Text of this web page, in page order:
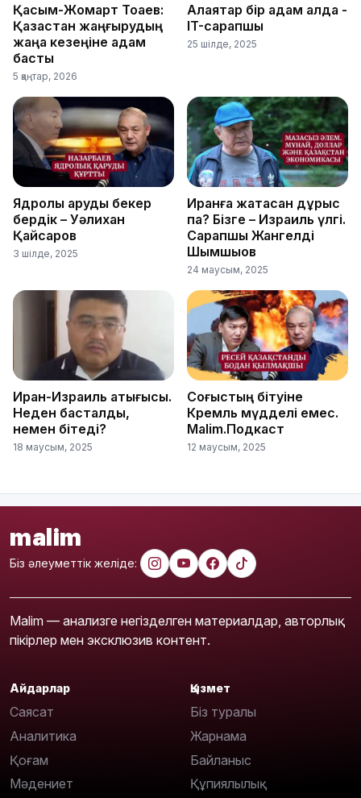
Қасым-Жомарт Тоқаев:
Қазақстан жаңғырудың
жаңа кезеңіне қадам
басты
5 қаңтар, 2026
Алаяқтар бір қадам алда -
IT-сарапшы
25 шілде, 2025
Ядролық қаруды бекер
бердік – Уәлихан
Қайсаров
3 шілде, 2025
Иранға жақтасқан дұрыс
па? Бізге – Израиль үлгі.
Сарапшы Жангелді
Шымшықов
24 маусым, 2025
Иран-Израиль қақтығысы.
Неден басталды,
немен бітеді?
18 маусым, 2025
Соғыстың бітуіне
Кремль мүдделі емес.
Malim.Подкаст
12 маусым, 2025
malim
Біз әлеуметтік желіде:
Malim — анализге негізделген материалдар, авторлық
пікірлер мен эксклюзив контент.
Айдарлар
Саясат
Аналитика
Қоғам
Мәдениет
Қызмет
Біз туралы
Жарнама
Байланыс
Құпиялылық